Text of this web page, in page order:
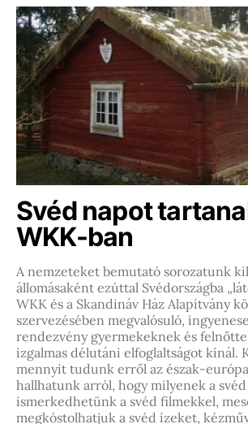
Svéd napot
WKK-ban
A nemzeteket bemutató sorozatunk
állomásaként ezúttal Svédországba
WKK és a Skandináv Ház Alapítvány
szervezésében megvalósuló,
rendezvény gyermekeknek és
izgalmas délutáni elfoglaltságot kínál.
mennyit tudunk erről az észak-
hallhatunk arról, hogy milyenek a
ismerkedhetünk a svéd filmekkel,
megkóstolhatjuk a svéd ízeket,